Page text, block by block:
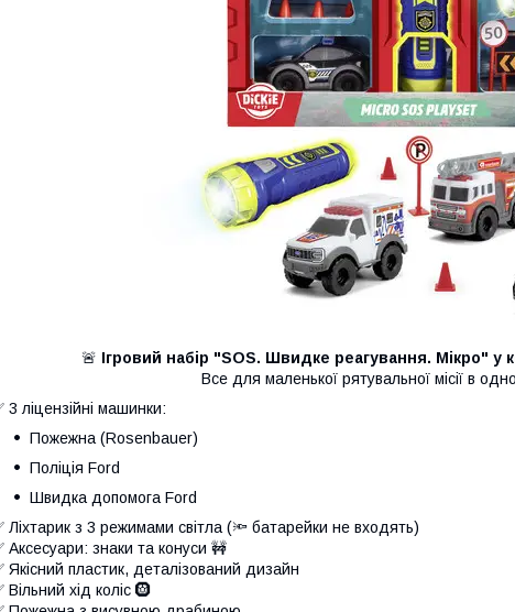
🚨 Ігровий набір "SOS. Швидке реагування. Мікро" у
Все для маленької рятувальної місії в
3 ліцензійні машинки:
Пожежна (Rosenbauer)
Поліція Ford
Швидка допомога Ford
Ліхтарик з 3 режимами світла (🔦 батарейки не входять)
Аксесуари: знаки та конуси 🚧
Якісний пластик, деталізований дизайн
Вільний хід коліс 🛞